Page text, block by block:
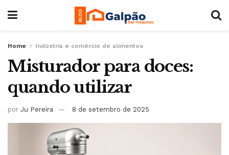
Home Indústria e comércio de alimentos
Misturador para doces:
quando utilizar
por Ju Pereira 8 de setembro de 2025